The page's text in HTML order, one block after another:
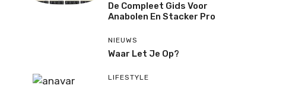
De Compleet Gids Voor
Anabolen En Stacker Pro
NIEUWS
Waar Let Je Op?
LIFESTYLE